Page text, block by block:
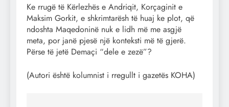
Ke rrugë të Kërlezhës e Andriqit, Korçaginit e
Maksim Gorkit, e shkrimtarësh të huaj ke plot, që
ndoshta Maqedoninë nuk e lidh më me asgjë
meta, por janë pjesë një konteksti më të gjerë.
Përse të jetë Demaçi “dele e zezë”?
(Autori është kolumnist i rregullt i gazetës KOHA)